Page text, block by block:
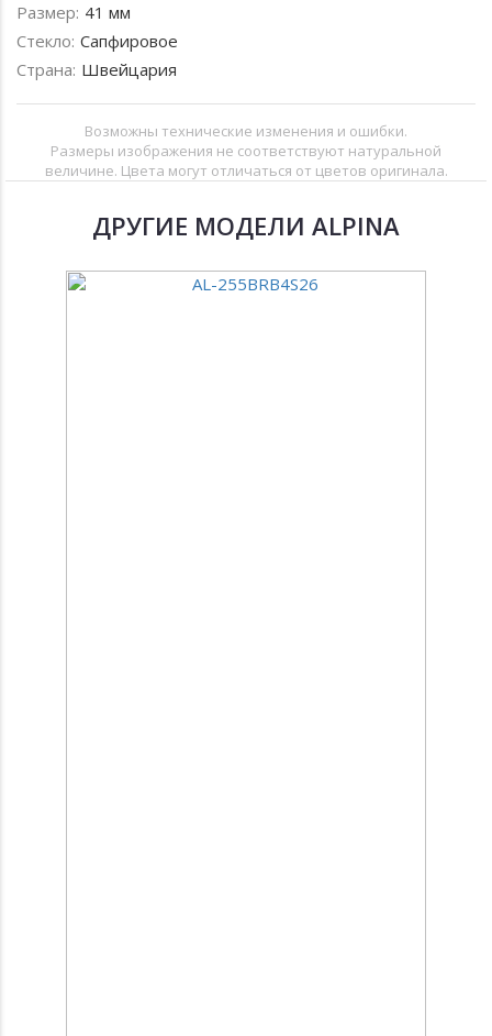
Размер: 41 мм
Стекло: Сапфировое
Страна: Швейцария
Возможны технические изменения и ошибки.
Размеры изображения не соответствуют натуральной
величине. Цвета могут отличаться от цветов оригинала.
ДРУГИЕ МОДЕЛИ ALPINA